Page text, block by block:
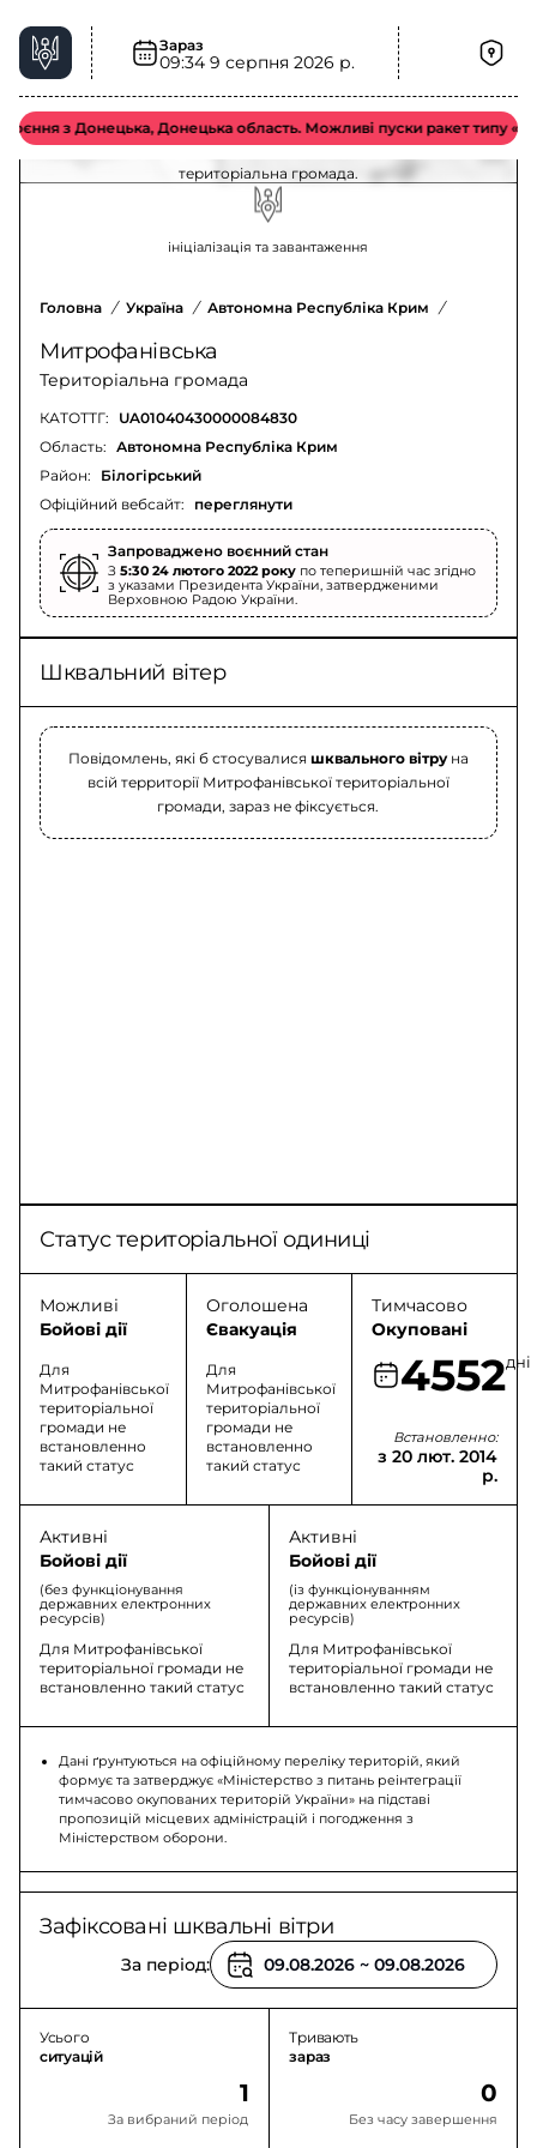
Зараз
09:34 9 серпня 2026 р.
з Донецька, Донецька область. Можливі пуски ракет типу
Шквальний вітер у Митрофанівська
територіальна громада – актуальна ситуація
Оновлення щодо шквального вітру у Митрофанівська
територіальна громада.
ініціалізація та завантаження
Головна / Україна / Автономна Республіка Крим /
Митрофанівська
Територіальна громада
КАТОТТГ: UA01040430000084830
Офіційний вебсайт: переглянути
Область: Автономна Республіка Крим
Район:
Білогірський
Запроваджено воєнний стан
З 5:30 24 лютого 2022 року по теперишній час згідно
з указами Президента України, затвердженими
Верховною Радою України.
Шквальний вітер
Повідомлень, які б стосувалися шквального вітруна
всій территорії Митрофанівської територіальної
громади, зараз не фіксується.
Статус територіальної одиниці
Можливі
Бойові дії
Для
Митрофанівської
територіальної
громади не
встановленно
такий статус
Оголошена
Євакуація
Для
Митрофанівської
територіальної
громади не
встановленно
такий статус
Тимчасово
Окуповані
4552дні
Встановленно:
з 20 лют. 2014
р.
Активні
Бойові дії
(без функціонування
державних електронних
ресурсів)
Для Митрофанівської
територіальної громади не
встановленно такий статус
Активні
Бойові дії
(із функціонуванням
державних електронних
ресурсів)
Для Митрофанівської
територіальної громади не
встановленно такий статус
Дані ґрунтуються на офіційному переліку територій, який
формує та затверджує «Міністерство з питань реінтеграції
тимчасово окупованих територій України» на підставі
пропозицій місцевих адміністрацій і погодження з
Міністерством оборони.
Зафіксовані шквальні вітри
За період:
Усього
ситуацій
1
За вибраний період
Тривають
зараз
0
Без часу завершення